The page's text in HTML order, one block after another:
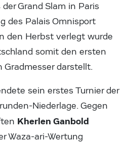
Grand Slam in Paris
des Palais Omnisport
den Herbst verlegt wurde
somit den ersten
darstellt.
sein erstes Turnier der
Niederlage. Gegen
Kherlen Ganbold
Waza-ari-Wertung